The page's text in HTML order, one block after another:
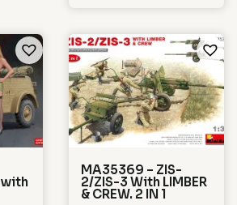
MA35369 – ZIS-
2/ZIS-3 With LIMBER
& CREW. 2 IN 1